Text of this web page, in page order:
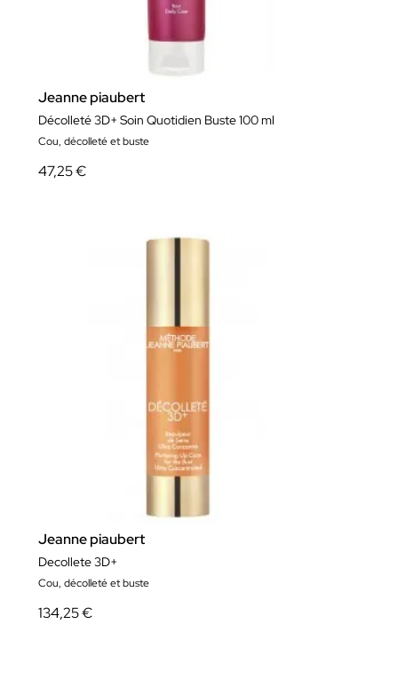
Jeanne piaubert
Décolleté 3D+ Soin Quotidien Buste 100 ml
Cou, décolleté et buste
47,25 €
Jeanne piaubert
Decollete 3D+
Cou, décolleté et buste
134,25 €